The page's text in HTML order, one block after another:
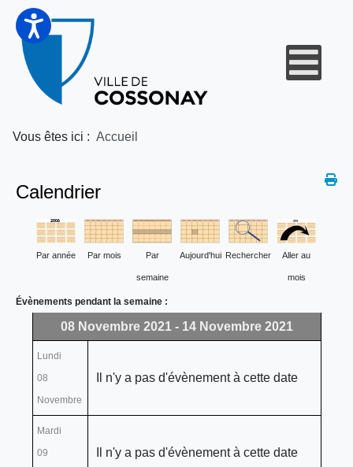
Vous êtes ici : Accueil
Calendrier
Par année Par mois Par
semaine
Aujourd'hui Rechercher Aller au
mois
Évènements pendant la semaine :
08 Novembre 2021 - 14 Novembre 2021
Lundi
08
Novembre
Il n'y a pas d'évènement à cette date
Mardi
09
Il n'y a pas d'évènement à cette date